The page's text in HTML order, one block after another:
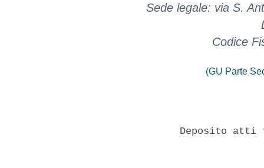
Sede legale: via S.
Codice
(GU Parte
Deposito